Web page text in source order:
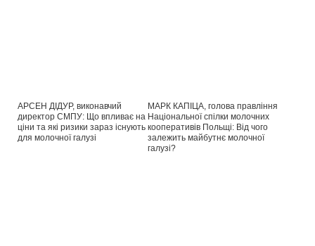
АРСЕН ДІДУР, виконавчий
директор СМПУ: Що впливає на
ціни та які ризики зараз існують
для молочної галузі
МАРК КАПІЦА, голова правління
Національної спілки молочних
кооперативів Польщі: Від чого
залежить майбутнє молочної
галузі?